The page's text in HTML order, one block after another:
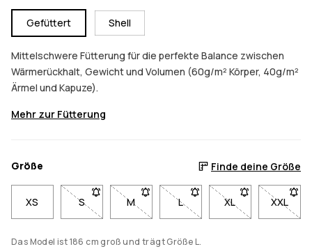
Gefüttert Shell
Mittelschwere Fütterung für die perfekte Balance zwischen
Wärmerückhalt, Gewicht und Volumen (60g/m² Körper, 40g/m²
Ärmel und Kapuze).
Mehr zur Fütterung
Größe Finde deine Größe
XS S- Größe S nicht verfügbar. Klicke, um
M- Größe M nicht verfügbar. Klicke, um
L- Größe L nicht verfügbar.
XL- Größe XL nicht
XXL
-
Das Model ist 186 cm groß und trägt Größe L.